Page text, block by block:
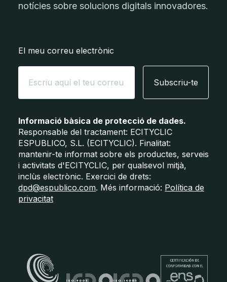
notícies sobre solucions digitals innovadores.
El meu correu electrònic
Subscriu-te
Informació bàsica de protecció de dades.
Responsable del tractament: ECITYCLIC
ESPUBLICO, S.L. (ECITYCLIC). Finalitat:
mantenir-te informat sobre els productes, serveis
i activitats d'ECITYCLIC, per qualsevol mitjà,
inclùs electrònic. Exercici de drets:
dpd@espublico.com. Més informació: Política de
privacitat